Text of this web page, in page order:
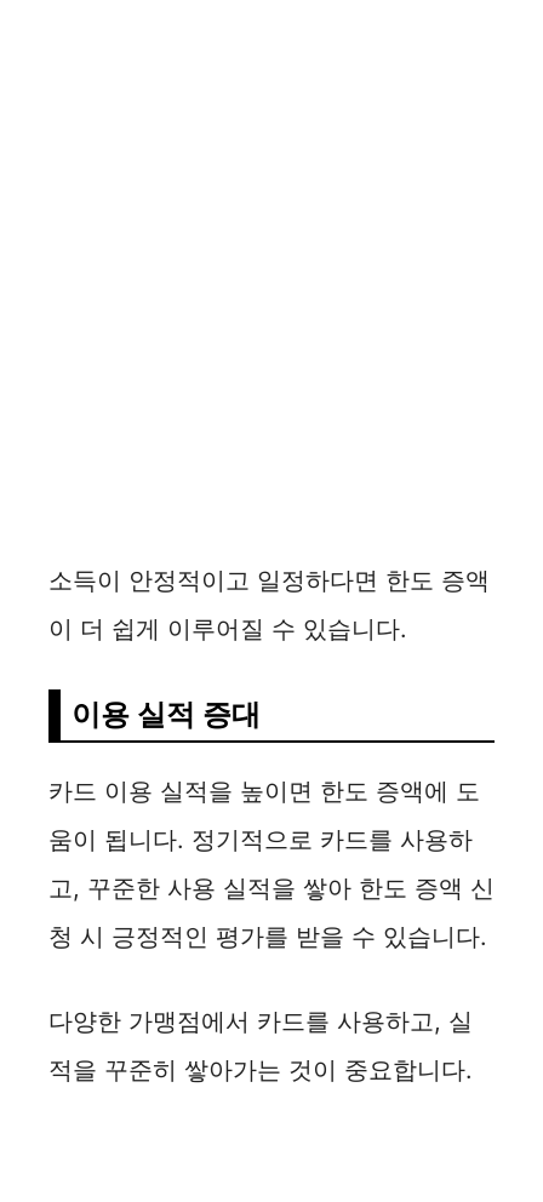
소득이 안정적이고 일정하다면 한도 증액
이 더 쉽게 이루어질 수 있습니다.
이용 실적 증대
카드 이용 실적을 높이면 한도 증액에 도
움이 됩니다. 정기적으로 카드를 사용하
고, 꾸준한 사용 실적을 쌓아 한도 증액 신
청 시 긍정적인 평가를 받을 수 있습니다.
다양한 가맹점에서 카드를 사용하고, 실
적을 꾸준히 쌓아가는 것이 중요합니다.